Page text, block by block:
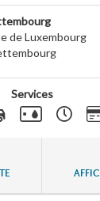
de Luxembourg
Services